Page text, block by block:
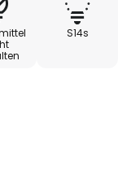
S14s